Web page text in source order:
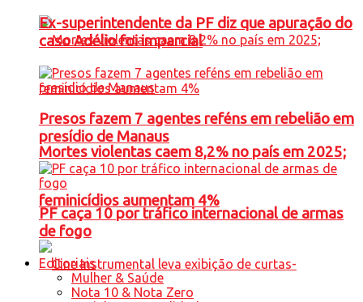
Mortes violentas caem 8,2% no país em 2025;
feminicídios aumentam 4%
Ex-superintendente da PF diz que apuração do
caso Adélio foi imparcial
Presos fazem 7 agentes reféns em rebelião em
presídio de Manaus
PF caça 10 por tráfico internacional de armas
de fogo
Editoriais
Mulher & Saúde
Nota 10 & Nota Zero